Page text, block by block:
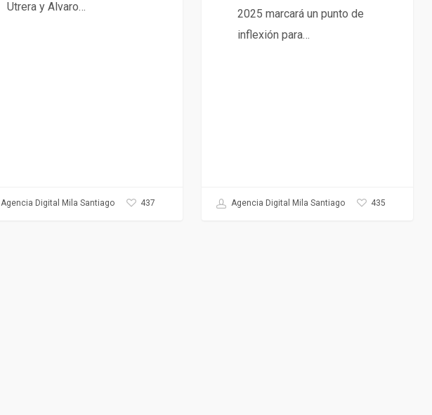
Utrera y Alvaro…
Agencia Digital Mila Santiago 437
2025 marcará un punto de
inflexión para…
Agencia Digital Mila Santiago 435